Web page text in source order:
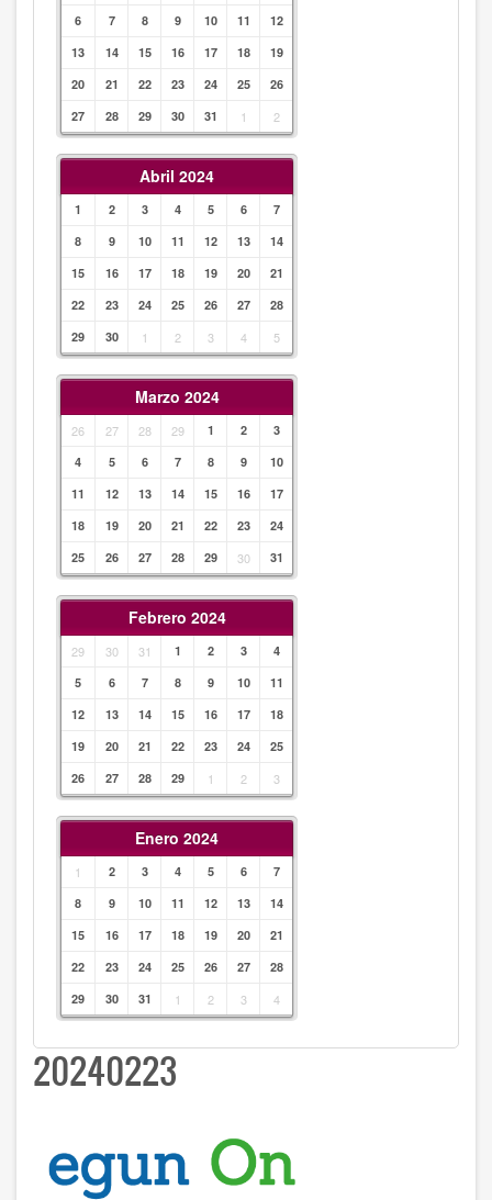
6
7 8 9 10 11
12
13
14 15 16 17 18
19
20
21 22 23 24 25
26
27
28 29 30 31 1 2
Abril 2024
1 2 3 4 5 6
7
8
9 10 11 12 13
14
15
16 17 18 19 20
21
22
23 24 25 26 27
28
29
30 1 2 3 4 5
Marzo 2024
26 27 28 29 1 2
3
4
5 6 7 8 9
10
11
12 13 14 15 16
17
18
19 20 21 22 23
24
25
26 27 28 29 30 31
Febrero 2024
29 30 31 1 2 3
4
5
6 7 8 9 10
11
12
13 14 15 16 17
18
19
20 21 22 23 24
25
26
27 28 29 1 2 3
Enero 2024
1 2 3 4 5 6
7
8
9 10 11 12 13
14
15
16 17 18 19 20
21
22
23 24 25 26 27
28
29
30 31 1 2 3 4
20240223